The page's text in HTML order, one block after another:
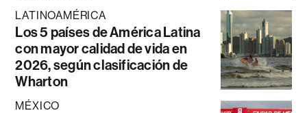
LATINOAMÉRICA
Los 5 países de América Latina
con mayor calidad de vida en
2026, según clasificación de
Wharton
MÉXICO